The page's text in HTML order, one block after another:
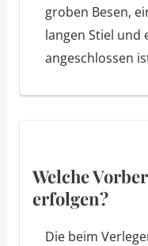
groben Besen,
langen Stiel und
angeschlossen
Welche
erfolgen?
Die beim